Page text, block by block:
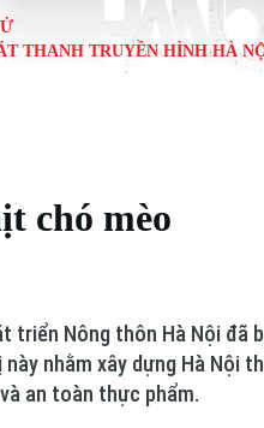
THANH TRUYỀN HÌNH HÀ
Tuyển sinh Làng nghề
chó mèo
triển Nông thôn Hà Nội
nhằm xây dựng Hà Nội
an toàn thực phẩm.